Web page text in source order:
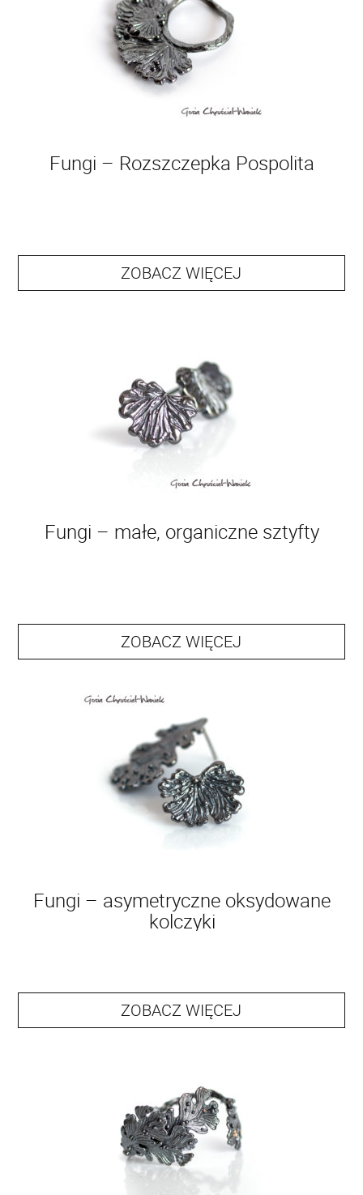
Fungi – Rozszczepka Pospolita
ZOBACZ WIĘCEJ
Fungi – małe, organiczne sztyfty
ZOBACZ WIĘCEJ
Fungi – asymetryczne oksydowane
kolczyki
ZOBACZ WIĘCEJ